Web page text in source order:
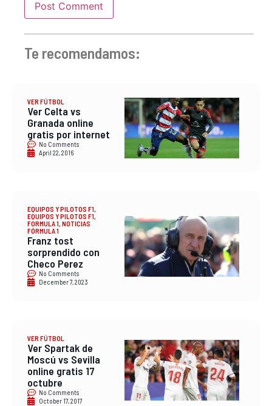
Te recomendamos:
VER FÚTBOL
Ver Celta vs
Granada online
gratis por internet
No Comments
April 22, 2016
EQUIPOS Y PILOTOS F1,
EQUIPOS Y PILOTOS F1,
FORMULA 1, NOTICIAS
FÓRMULA 1
Franz tost
sorprendido con
Checo Perez
No Comments
December 7, 2023
VER FÚTBOL
Ver Spartak de
Moscú vs Sevilla
online gratis 17
octubre
No Comments
October 17, 2017